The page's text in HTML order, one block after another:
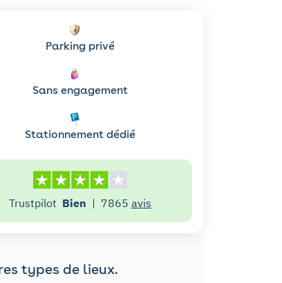
Parking privé
Sans engagement
Stationnement dédié
Trustpilot Bien | 7865 avis
types de lieux.